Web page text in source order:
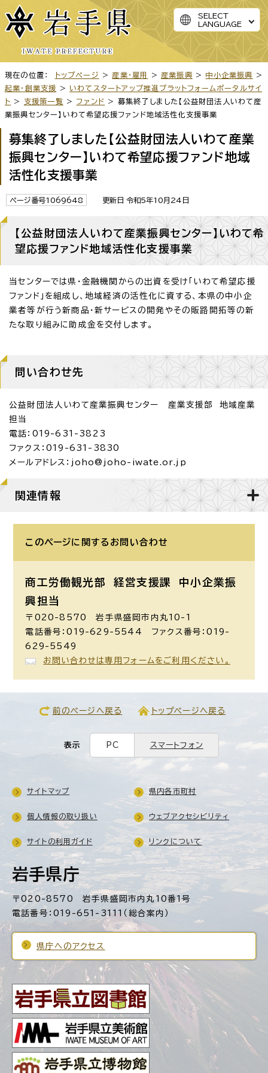
SELECT
LANGUAGE
現在の位置： トップページ > 産業・雇用 > 産業振興 > 中小企業振興
>
起業・創業支援
> いわてスタートアップ推進プラットフォームポータルサイ
ト > 支援策一覧 > ファンド
> 募集終了しました【公益財団法人いわて産
業振興センター】いわて希望応援ファンド地域活性化支援事業
募集終了しました【公益財団法人いわて産業
振興センター】いわて希望応援ファンド地域
活性化支援事業
ページ番号1069648 更新日 令和5年10月24日
【公益財団法人いわて産業振興センター】いわて希
望応援ファンド地域活性化支援事業
当センターでは県・金融機関からの出資を受け「いわて希望応援
ファンド」を組成し、地域経済の活性化に資する、本県の中小企
業者等が行う新商品・新サービスの開発やその販路開拓等の新
たな取り組みに助成金を交付します。
問い合わせ先
公益財団法人いわて産業振興センター 産業支援部 地域産業
担当
電話：019-631-3823
ファクス：019-631-3830
メールアドレス：joho@joho-iwate.or.jp
関連情報
このページに関する お問い合わせ
商工労働観光部 経営支援課
中小企業振
興担当
〒020-8570 岩手県盛岡市内丸10-1
電話番号：019-629-5544 ファクス番号：019-
629-5549
お問い合わせは専用フォームをご利用ください。
前のページへ戻る トップページへ戻る
表示 PC スマートフォン
岩手県庁
〒020-8570 岩手県盛岡市内丸10番1号
電話番号：019-651-3111（総合案内）
県庁へのアクセス
サイトマップ 県内各市町村
個人情報の取り扱い ウェブアクセシビリティ
サイトの利用ガイド リンクについて